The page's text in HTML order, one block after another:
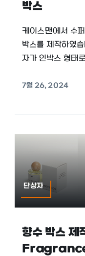
박스
케이스맨에서 수
박스를 제작하였
자가 인박스 형태
7월 26, 2024
단상자
향수 박스